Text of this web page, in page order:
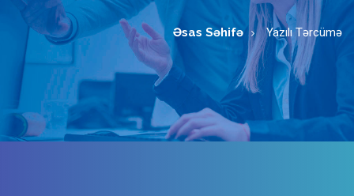
Əsas Səhifə Yazılı Tərcümə